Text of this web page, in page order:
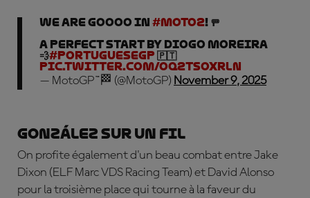
WE ARE GOOOO IN #Moto2! 🚥
A perfect start by Diogo Moreira
💨#PortugueseGP 🇵🇹
pic.twitter.com/Oq2TSoXRlN
— MotoGP™🏁 (@MotoGP) November 9, 2025
González sur un fil
On profite également d'un beau combat entre Jake
Dixon (ELF Marc VDS Racing Team) et David Alonso
pour la troisième place qui tourne à la faveur du